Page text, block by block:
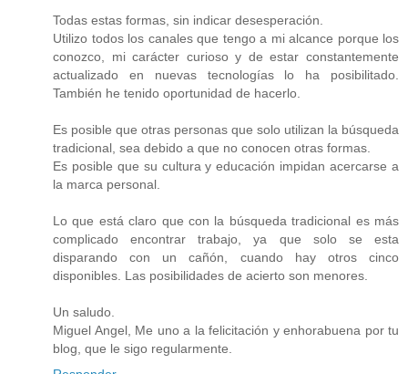
Todas estas formas, sin indicar desesperación.
Utilizo todos los canales que tengo a mi alcance porque los
conozco, mi carácter curioso y de estar constantemente
actualizado en nuevas tecnologías lo ha posibilitado.
También he tenido oportunidad de hacerlo.
Es posible que otras personas que solo utilizan la búsqueda
tradicional, sea debido a que no conocen otras formas.
Es posible que su cultura y educación impidan acercarse a
la marca personal.
Lo que está claro que con la búsqueda tradicional es más
complicado encontrar trabajo, ya que solo se esta
disparando con un cañón, cuando hay otros cinco
disponibles. Las posibilidades de acierto son menores.
Un saludo.
Miguel Angel, Me uno a la felicitación y enhorabuena por tu
blog, que le sigo regularmente.